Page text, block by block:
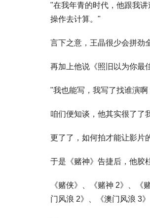
"在我年青的时代，他跟我
操作去计算。"
言下之意，王晶很少会拼劲
再加上他说《照旧以为你最
"我也能写，我写了找谁演
咱们便知谈，他其实很了了
更了了，如何拍才能让影片
于是《赌神》告捷后，他
《赌侠》、《赌神 2》、
门风浪 2》、《澳门风浪 3